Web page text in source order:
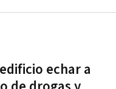
echar a